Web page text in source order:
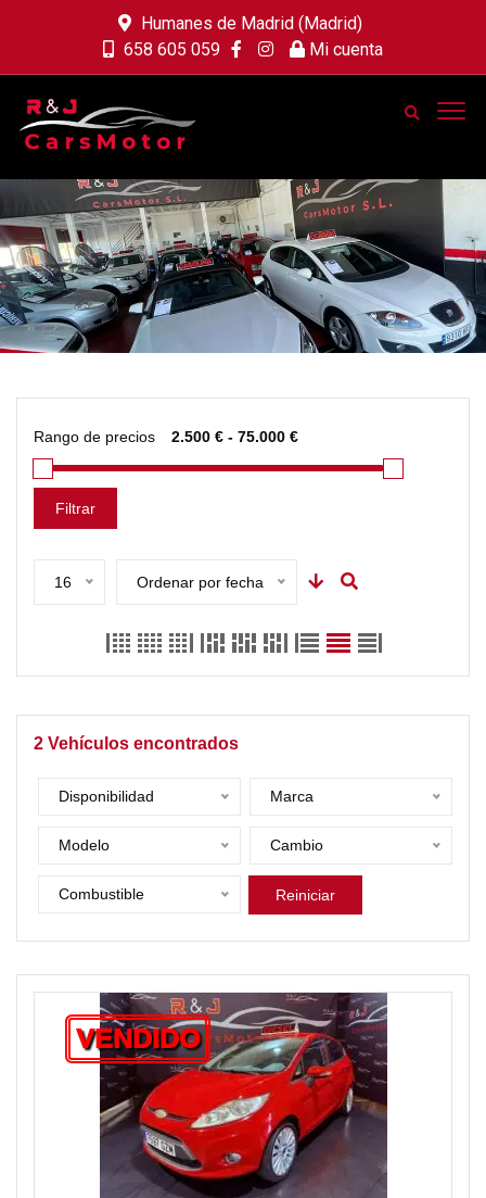
Humanes de Madrid (Madrid)
658 605 059
Mi cuenta
Rango de precios
Filtrar
16 Ordenar por fecha
2 Vehículos encontrados
Disponibilidad Marca
Modelo Cambio
Combustible Reiniciar
VENDIDO